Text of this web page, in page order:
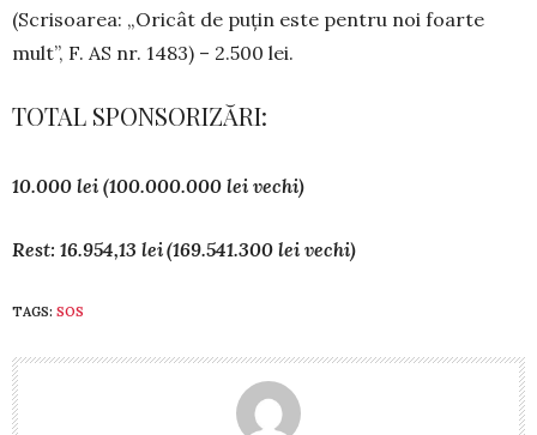
(Scrisoarea: „Oricât de puțin este pentru noi foarte
mult”, F. AS nr. 1483) – 2.500 lei.
TOTAL SPONSORIZĂRI:
10.000 lei (100.000.000 lei vechi)
Rest: 16.954,13 lei (169.541.300 lei vechi)
TAGS: SOS